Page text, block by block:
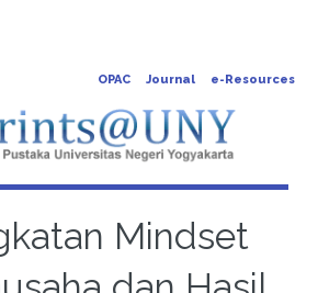
OPAC Journal e-Resources
Mindset